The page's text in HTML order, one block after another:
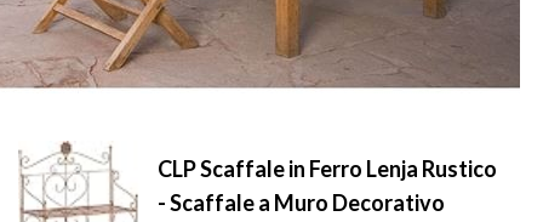
CLP Scaffale in Ferro Lenja Rustico
- Scaffale a Muro Decorativo